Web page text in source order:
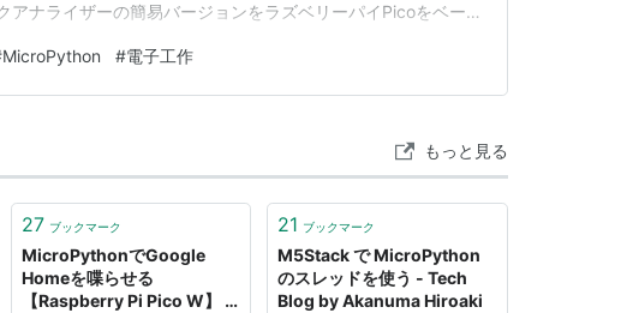
アナライザーの簡易バージョンをラズベリーパイPicoをベース
。 写真１ 組み上げたロジックアナライザーソースコードは以
あります。 …
MicroPython #電子工作
もっと見る
27 ブックマーク
MicroPythonでGoogle
Homeを喋らせる
【Raspberry Pi Pico W】 -
21 ブックマーク
M5Stack で MicroPython
のスレッドを使う - Tech
Blog by Akanuma Hiroaki